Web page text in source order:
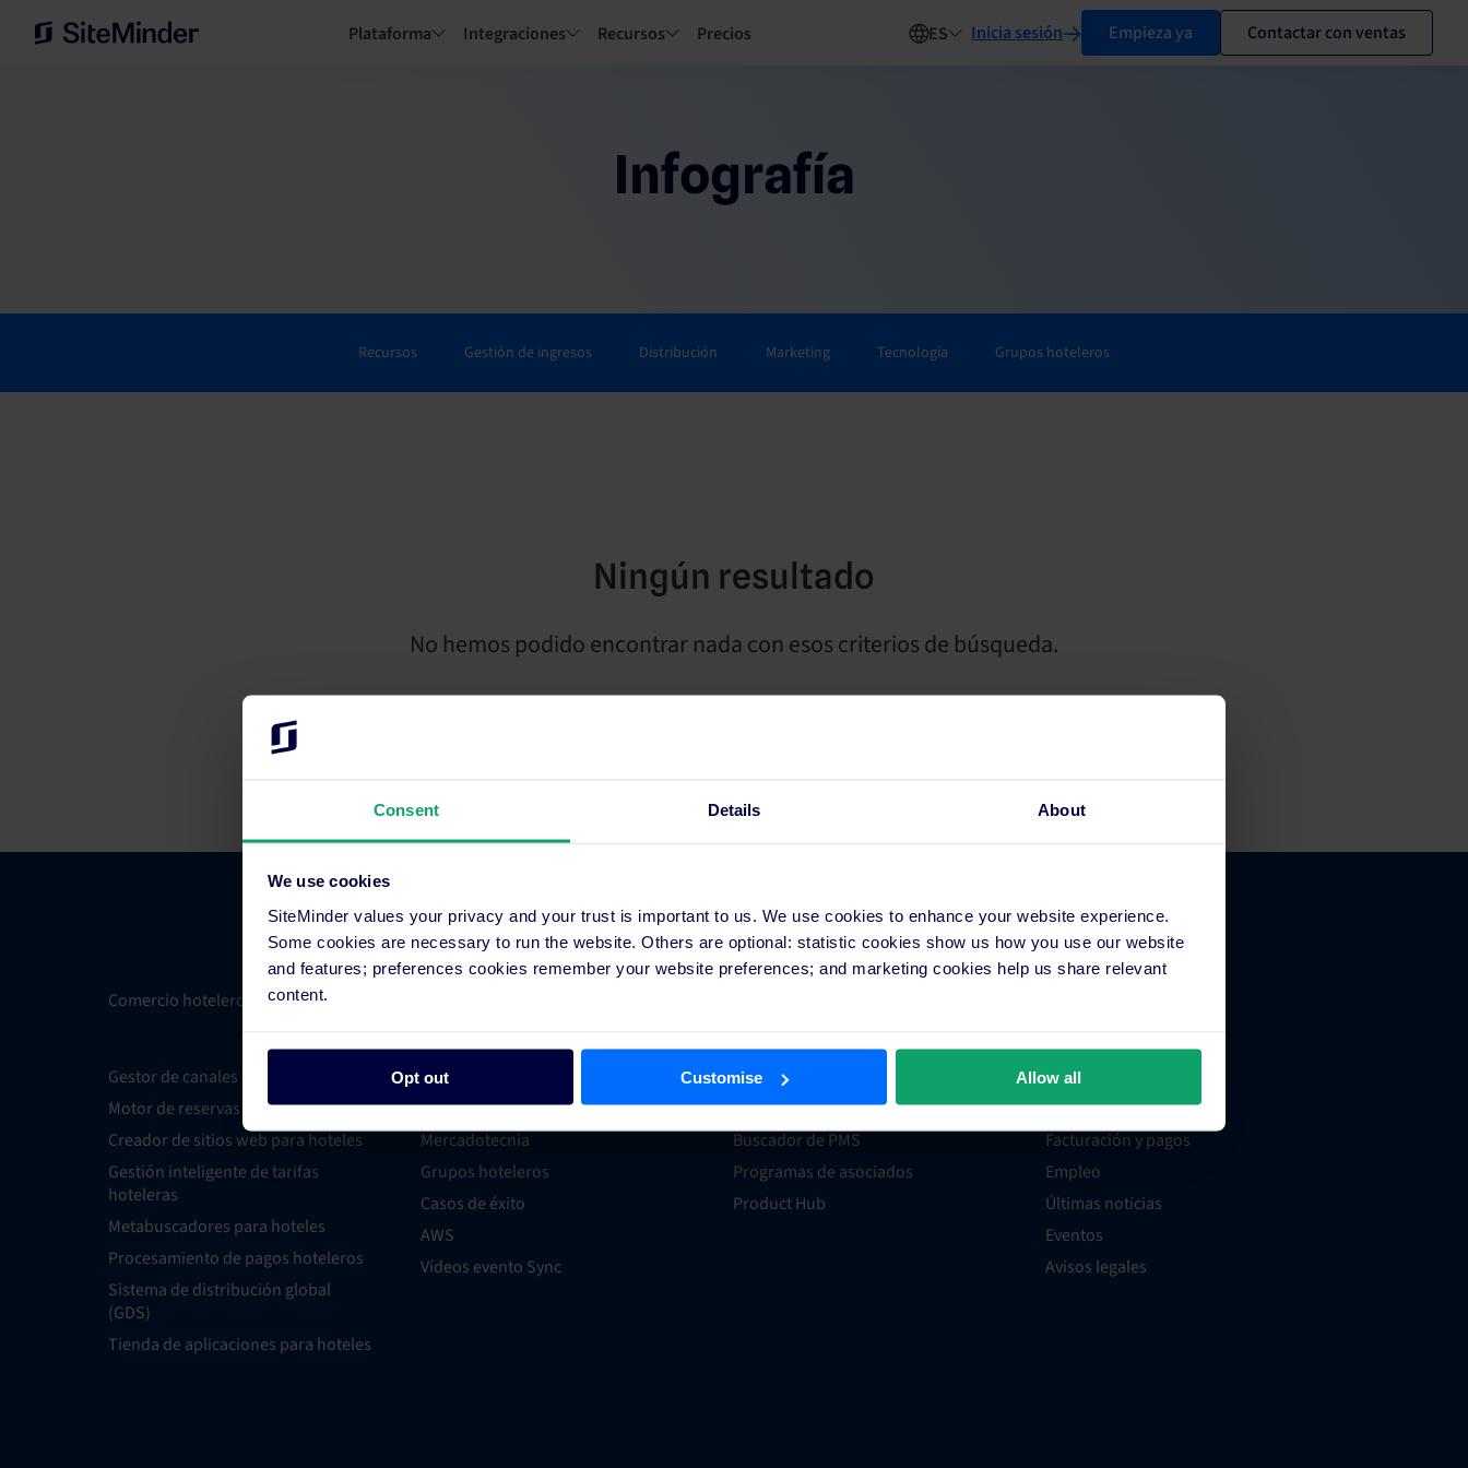
Consent Details About
We use cookies
SiteMinder values your privacy and your trust is important to us. We use cookies to enhance your website experience.
Some cookies are necessary to run the website. Others are optional: statistic cookies show us how you use our website
and features; preferences cookies remember your website preferences; and marketing cookies help us share relevant
content.
Opt out Customise Allow all
Plataforma Integraciones Recursos Precios ES Inicia sesión Empieza ya Contactar con ventas
Infografía
Recursos Gestión de ingresos Distribución Marketing Tecnología Grupos hoteleros
Ningún resultado
No hemos podido encontrar nada con esos criterios de búsqueda.
Comercio hotelero
Gestor de canales para hoteles
Motor de reservas para hoteles
Creador de sitios web para hoteles
Gestión inteligente de tarifas
hoteleras
Metabuscadores para hoteles
Procesamiento de pagos hoteleros
Sistema de distribución global
(GDS)
Tienda de aplicaciones para hoteles
Distribución
Tecnología
Mercadotecnia
Grupos hoteleros
Casos de éxito
AWS
Vídeos evento Sync
Aplicación de asociados integrados
Encuentra a un experto
Buscador de PMS
Programas de asociados
Product Hub
Contáctanos
Soporte
Facturación y pagos
Empleo
Últimas noticias
Eventos
Avisos legales